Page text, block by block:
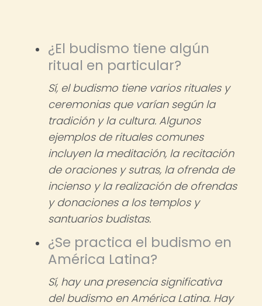
¿El budismo tiene algún
ritual en particular?
Sí, el budismo tiene varios rituales y
ceremonias que varían según la
tradición y la cultura. Algunos
ejemplos de rituales comunes
incluyen la meditación, la recitación
de oraciones y sutras, la ofrenda de
incienso y la realización de ofrendas
y donaciones a los templos y
santuarios budistas.
¿Se practica el budismo en
América Latina?
Sí, hay una presencia significativa
del budismo en América Latina. Hay